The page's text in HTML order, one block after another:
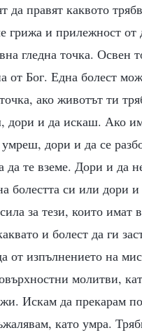
да правят каквото
грижа и прилежност от
гледна точка. Освен
от Бог. Една болест
ако животът ти
и да искаш. Ако
дори и да се
те вземе. Дори и да
болестта си или дори
за тези, които
и болест да ги
от изпълнението на
молитви,
Искам да прекарам
като умра.